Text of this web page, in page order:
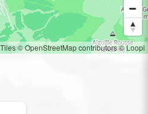
© OpenStreetMap contributors© Loopi